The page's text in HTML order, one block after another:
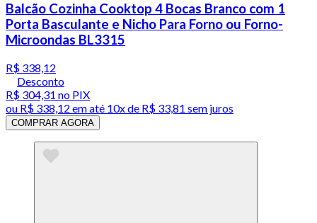
Balcão Cozinha Cooktop 4 Bocas Branco com 1
Porta Basculante e Nicho Para Forno ou Forno-
Microondas BL3315
R$ 338,12
Desconto
R$ 304,31 no PIX
ou R$ 338,12 em até 10x de R$ 33,81 sem juros
COMPRAR AGORA